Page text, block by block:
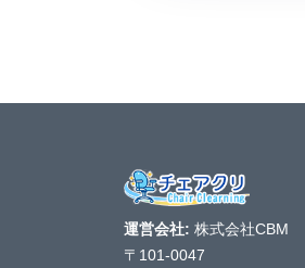
運営会社: 株式会社CBM
〒101-0047